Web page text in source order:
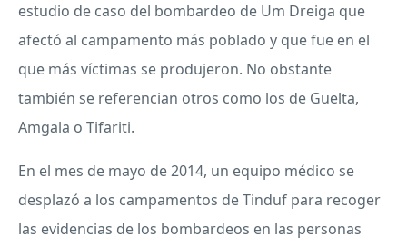
estudio de caso del bombardeo de Um Dreiga que
afectó al campamento más poblado y que fue en el
que más víctimas se produjeron. No obstante
también se referencian otros como los de Guelta,
Amgala o Tifariti.
En el mes de mayo de 2014, un equipo médico se
desplazó a los campamentos de Tinduf para recoger
las evidencias de los bombardeos en las personas